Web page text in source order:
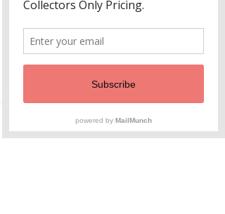
"Hands"
12 x 12
Aucun avis pour le moment